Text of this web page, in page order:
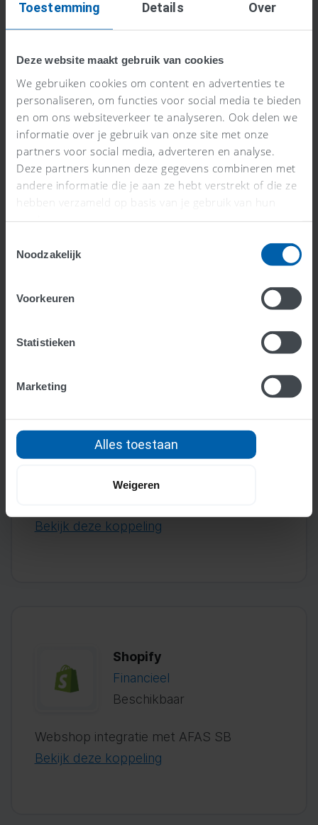
Toestemming Details Over
Deze website maakt gebruik van cookies
We gebruiken cookies om content en advertenties te
personaliseren, om functies voor social media te bieden
en om ons websiteverkeer te analyseren. Ook delen we
informatie over je gebruik van onze site met onze
partners voor social media, adverteren en analyse.
Deze partners kunnen deze gegevens combineren met
andere informatie die je aan ze hebt verstrekt of die ze
hebben verzameld op basis van je gebruik van hun
services.
Noodzakelijk
Voorkeuren
Statistieken
Marketing
Alles toestaan
Weigeren
Bekijk deze koppeling
Prodist
Financieel
Beschikbaar
maakindustrie
Beschikbaar
Lees en verwerk automatisch al je
Bekijk deze koppeling
Shopify
Financieel
Beschikbaar
Webshop integratie met AFAS SB
Bekijk deze koppeling